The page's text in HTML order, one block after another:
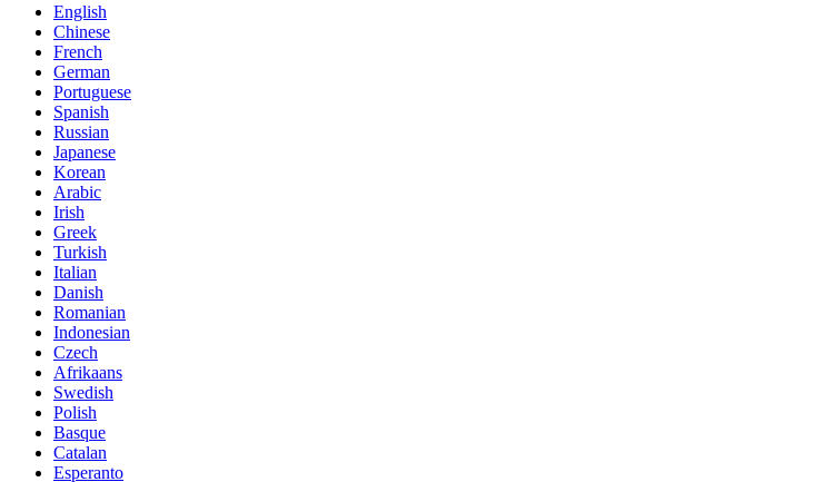
English
Chinese
French
German
Portuguese
Spanish
Russian
Japanese
Korean
Arabic
Irish
Greek
Turkish
Italian
Danish
Romanian
Indonesian
Czech
Afrikaans
Swedish
Polish
Basque
Catalan
Esperanto